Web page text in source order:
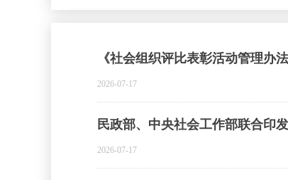
《社会组织评比表彰活动管理办
2026-07-17
民政部、中央社会工作部联合印
2026-07-17